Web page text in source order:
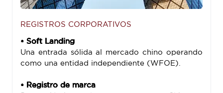
REGISTROS CORPORATIVOS
• Soft Landing
Una entrada sólida al mercado chino operando
como una entidad independiente (WFOE).
• Registro de marca